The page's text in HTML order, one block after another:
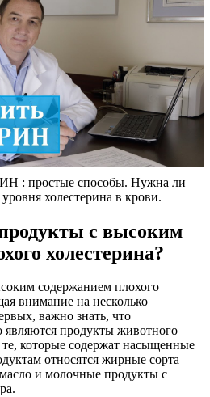
: простые способы. Нужна ли
холестерина в крови.
с высоким
холестерина?
содержанием плохого
внимание на несколько
важно знать, что
продукты животного
которые содержат насыщенные
относятся жирные сорта
и молочные продукты с